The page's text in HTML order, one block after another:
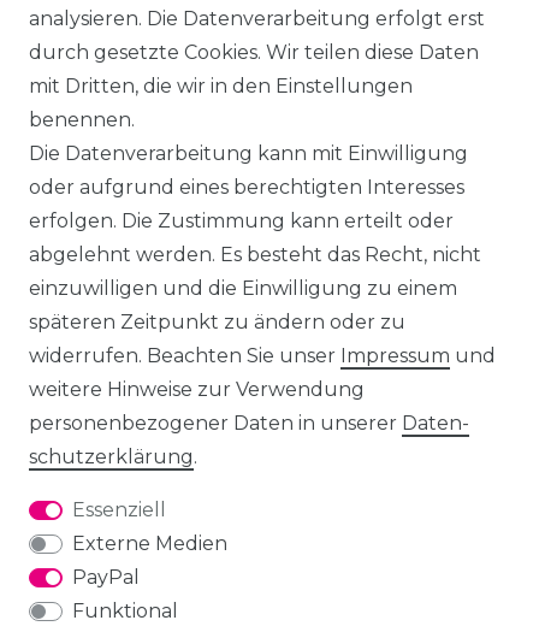
analysieren. Die Datenverarbeitung erfolgt erst
durch gesetzte Cookies. Wir teilen diese Daten
mit Dritten, die wir in den Einstellungen
benennen.
Die Datenverarbeitung kann mit Einwilligung
oder aufgrund eines berechtigten Interesses
erfolgen. Die Zustimmung kann erteilt oder
abgelehnt werden. Es besteht das Recht, nicht
einzuwilligen und die Einwilligung zu einem
späteren Zeitpunkt zu ändern oder zu
widerrufen. Beachten Sie unser Impressum und
weitere Hinweise zur Verwendung
personenbezogener Daten in unserer Daten­
schutz­erklärung.
Essenziell
Externe Medien
PayPal
Funktional